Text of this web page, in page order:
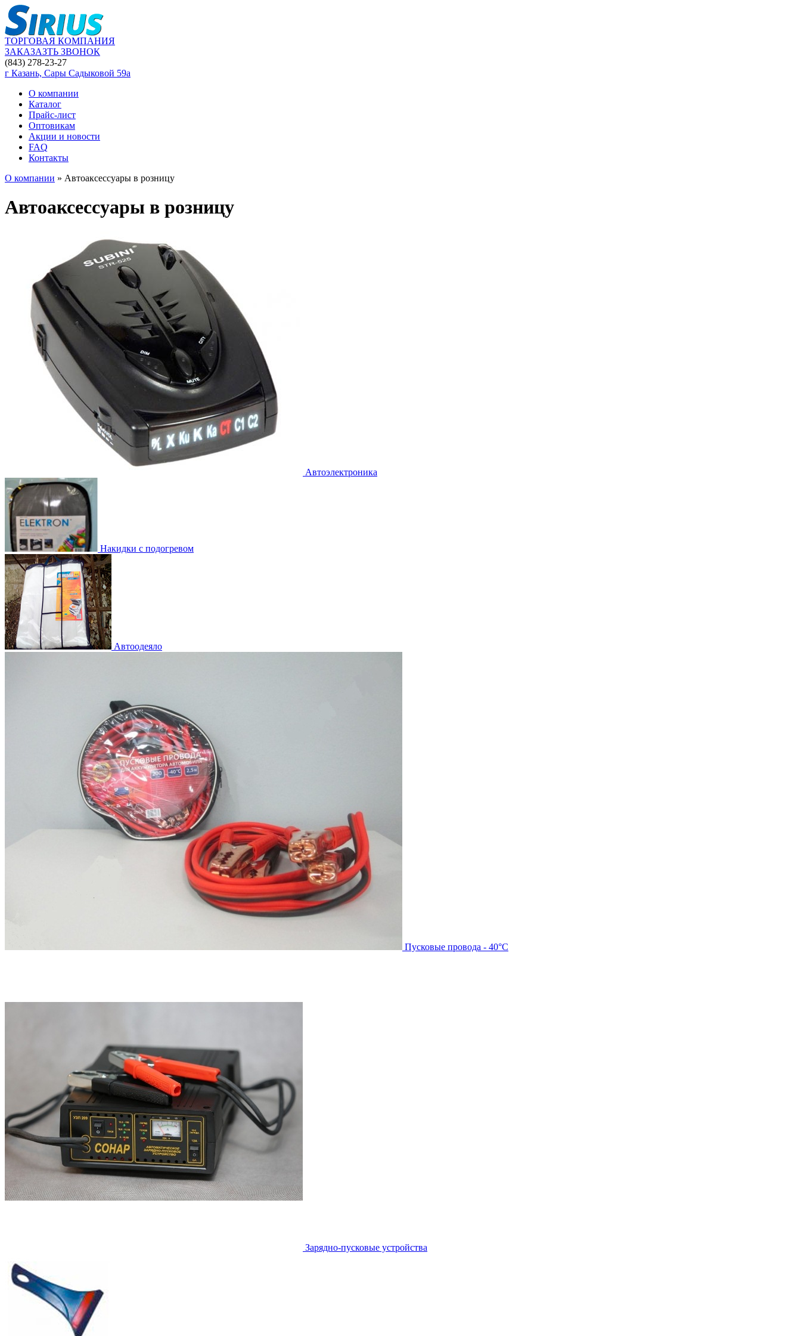
ТОРГОВАЯ КОМПАНИЯ
ЗАКАЗАЗТЬ ЗВОНОК
(843) 278-23-27
г Казань, Сары Садыковой 59а
О компании
Каталог
Прайс-лист
Оптовикам
Акции и новости
FAQ
Контакты
О компании » Автоаксессуары в розницу
Автоаксессуары в розницу
Автоэлектроника
Накидки с подогревом
Автоодеяло
Пусковые провода - 40°С
Зарядно-пусковые устройства